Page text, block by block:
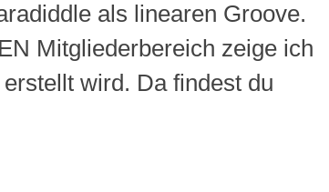
als linearen Groove.
Mitgliederbereich zeige ich
wird. Da findest du